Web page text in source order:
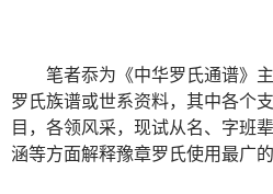
笔者忝为《中华罗氏通谱》
罗氏族谱或世系资料，其中各个
目，各领风采，现试从名、字班
涵等方面解释豫章罗氏使用最广